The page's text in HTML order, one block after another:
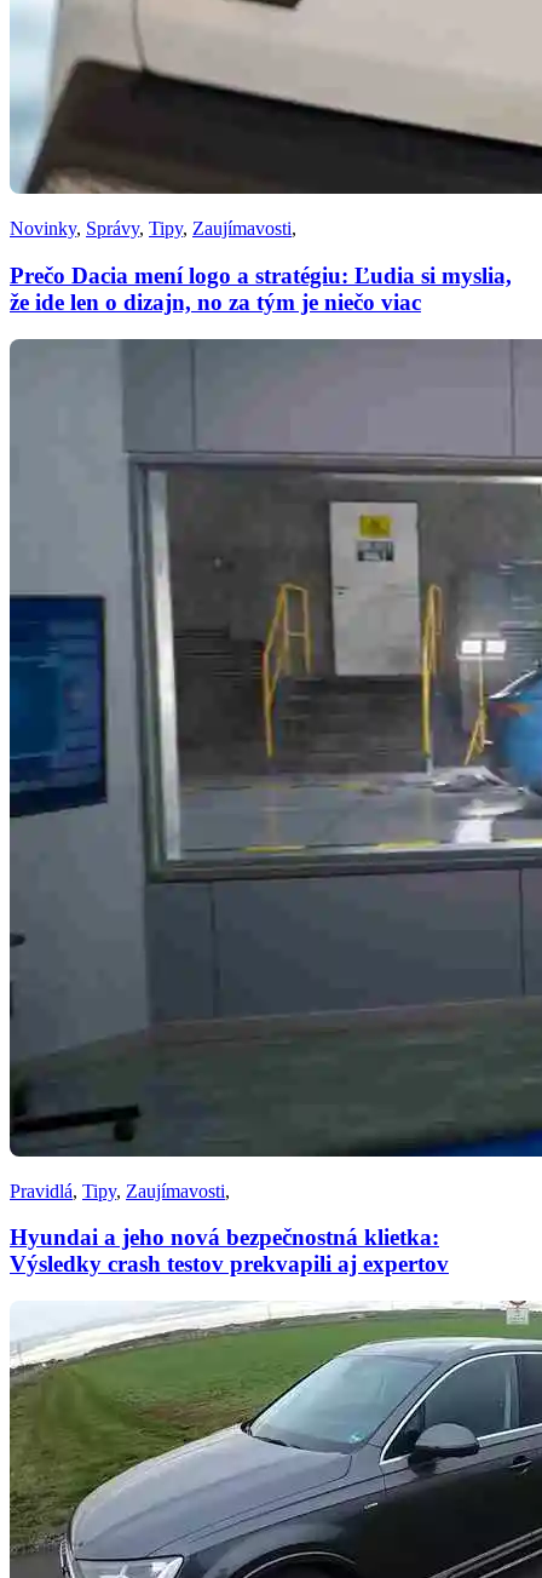
Novinky, Správy, Tipy, Zaujímavosti,
Prečo Dacia mení logo a stratégiu: Ľudia si myslia,
že ide len o dizajn, no za tým je niečo viac
Pravidlá, Tipy, Zaujímavosti,
Hyundai a jeho nová bezpečnostná klietka:
Výsledky crash testov prekvapili aj expertov